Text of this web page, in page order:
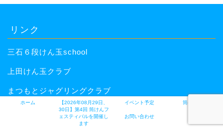
リンク
三石６段けん玉school
上田けん玉クラブ
まつもとジャグリングクラブ
ホーム
【2026年08月29日、
30日】第4回 筒けんフ
ェスティバルを開催し
ます
イベント予定 筒けんとは
お問い合わせ